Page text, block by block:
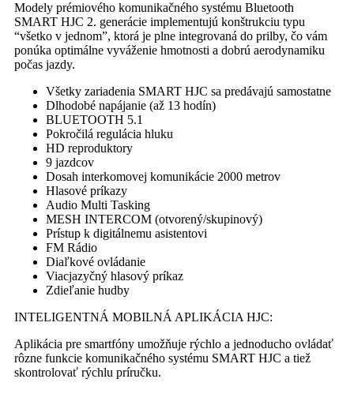
Modely prémiového komunikačného systému Bluetooth
SMART HJC 2. generácie implementujú konštrukciu typu
“všetko v jednom”, ktorá je plne integrovaná do prilby, čo vám
ponúka optimálne vyváženie hmotnosti a dobrú aerodynamiku
počas jazdy.
Všetky zariadenia SMART HJC sa predávajú samostatne
Dlhodobé napájanie (až 13 hodín)
BLUETOOTH 5.1
Pokročilá regulácia hluku
HD reproduktory
9 jazdcov
Dosah interkomovej komunikácie 2000 metrov
Hlasové príkazy
Audio Multi Tasking
MESH INTERCOM (otvorený/skupinový)
Prístup k digitálnemu asistentovi
FM Rádio
Diaľkové ovládanie
Viacjazyčný hlasový príkaz
Zdieľanie hudby
INTELIGENTNÁ MOBILNÁ APLIKÁCIA HJC:
Aplikácia pre smartfóny umožňuje rýchlo a jednoducho ovládať
rôzne funkcie komunikačného systému SMART HJC a tiež
skontrolovať rýchlu príručku.